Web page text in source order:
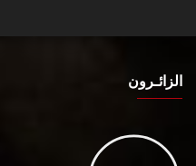
الزائـرون